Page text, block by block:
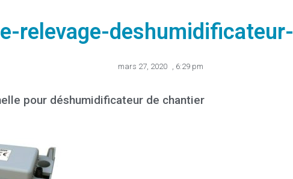
relevage-
mars 27, 2020 6:29 pm
pour déshumidificateur de chantier